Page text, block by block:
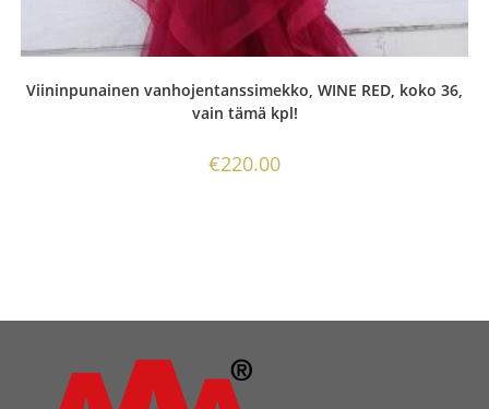
Viininpunainen vanhojentanssimekko, WINE RED, koko 36,
vain tämä kpl!
€220.00